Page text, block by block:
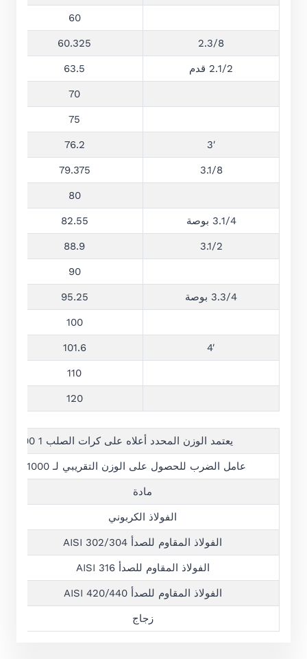
60
2.3/8
60.325
2.1/2 قدم 63.5
70
75
3′
76.2
3.1/8
79.375
80
3.1/4 بوصة 82.55
3.1/2
88.9
90
3.3/4 بوصة 95.25
100
4′
101.6
110
120
يعتمد الوزن المحدد أعلاه على كرات الصلب SAE52100 1 كجم = 2.205 رطل (الولايات المتحدة الأمريكية)
عامل الضرب للحصول على الوزن التقريبي لـ 1000 كرة بالكيلوجرام؛ بالنسبة للمواد الأخرى، كما هو موضح أدناه.
مادة
الفولاذ الكربوني
الفولاذ المقاوم للصدأ AISI 302/304
الفولاذ المقاوم للصدأ AISI 316
الفولاذ المقاوم للصدأ AISI 420/440
زجاج